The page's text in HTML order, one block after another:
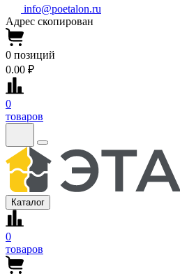
info@poetalon.ru
Адрес скопирован
0 позиций
0.00 ₽
0
товаров
Каталог
0
товаров